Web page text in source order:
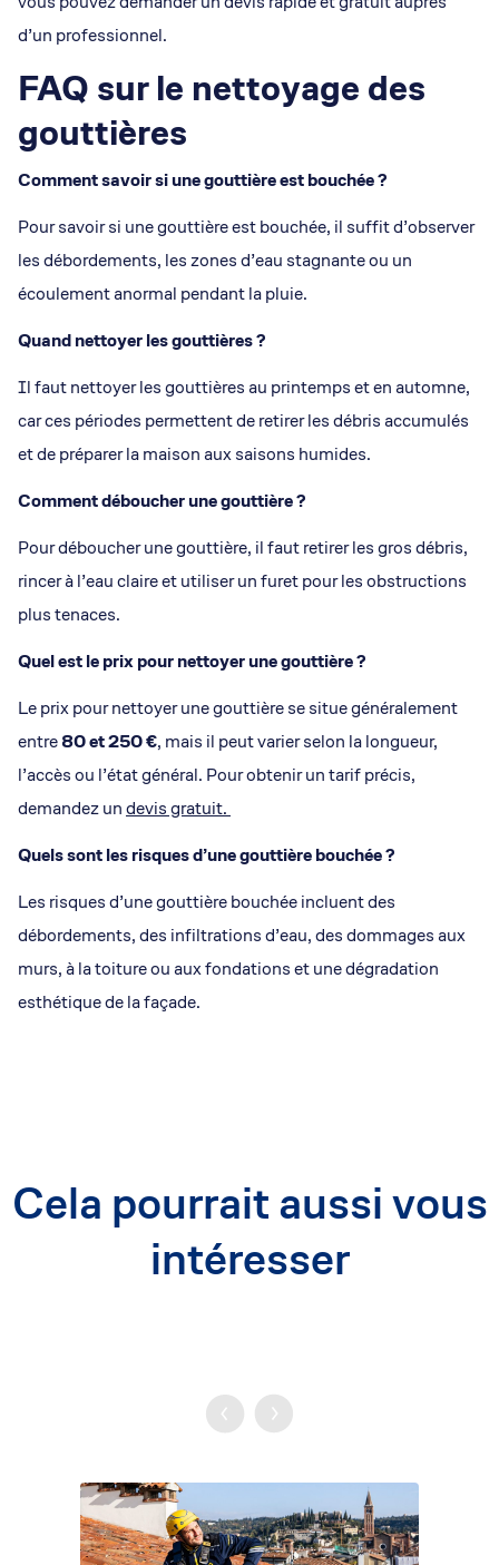
d’un professionnel.
FAQ sur le nettoyage des
gouttières
Comment savoir si une gouttière est bouchée ?
Pour savoir si une gouttière est bouchée, il suffit d’observer
les débordements, les zones d’eau stagnante ou un
écoulement anormal pendant la pluie.
Quand nettoyer les gouttières ?
Il faut nettoyer les gouttières au printemps et en automne,
car ces périodes permettent de retirer les débris accumulés
et de préparer la maison aux saisons humides.
Comment déboucher une gouttière ?
Pour déboucher une gouttière, il faut retirer les gros débris,
rincer à l’eau claire et utiliser un furet pour les obstructions
plus tenaces.
Quel est le prix pour nettoyer une gouttière ?
Le prix pour nettoyer une gouttière se situe généralement
entre80 et 250 €, mais il peut varier selon la longueur,
l’accès ou l’état général. Pour obtenir un tarif précis,
demandez undevis gratuit.
Quels sont les risques d’une gouttière bouchée ?
Les risques d’une gouttière bouchée incluent des
débordements, des infiltrations d’eau, des dommages aux
murs, à la toiture ou aux fondations et une dégradation
esthétique de la façade.
Cela pourrait aussi vous
intéresser